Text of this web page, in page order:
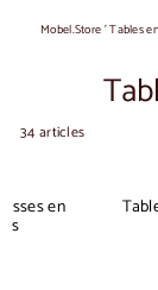
o
e
Mobel.Store'Tables
34 articles
en